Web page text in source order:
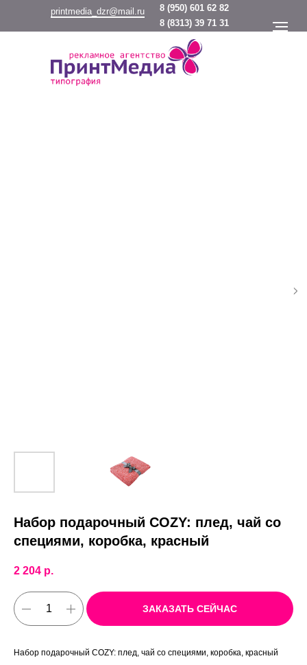
8 (950) 601 62 82
printmedia_dzr@mail.ru
8 (8313) 39 71 31
Набор подарочный COZY: плед, чай со
специями, коробка, красный
2 204 р.
ЗАКАЗАТЬ СЕЙЧАС
Набор подарочный COZY: плед, чай со специями, коробка, красный